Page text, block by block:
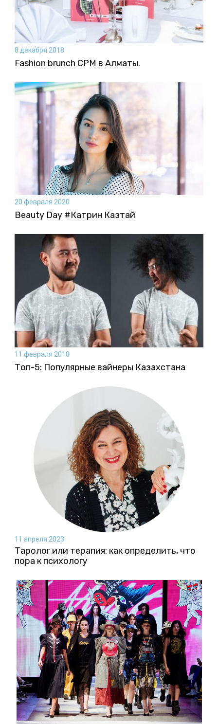
8 декабря 2018
Fashion brunch CPM в Алматы.
20 февраля 2020
Beauty Day #Катрин Казтай
11 февраля 2018
Топ-5: Популярные вайнеры Казахстана
11 апреля 2023
Таролог или терапия: как определить, что
пора к психологу